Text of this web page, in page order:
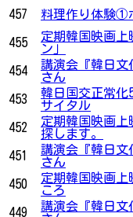
457
料理作り体験①
455
定期韓国映画
ン」
454
講演会『韓日
さん
453
韓日国交正常化
サイタル
452
定期韓国映画
探します。
451
講演会『韓日
さん
450
定期韓国映画
ころ
449
講演会『韓日